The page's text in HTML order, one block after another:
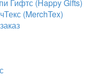
Гифтс (Happy Gifts)
(MerchTex)